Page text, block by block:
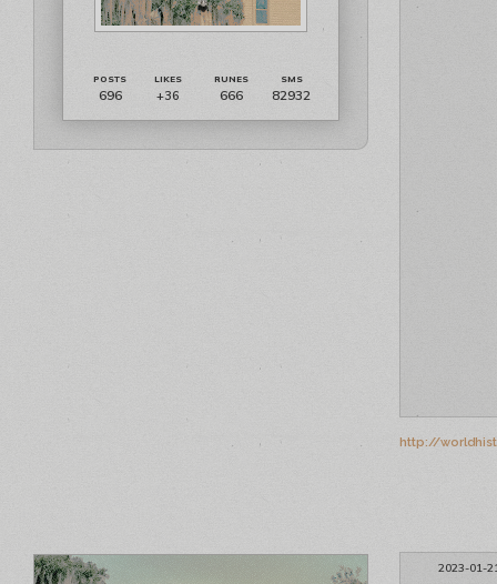
696 +36 666 82932
http://
2023-01-